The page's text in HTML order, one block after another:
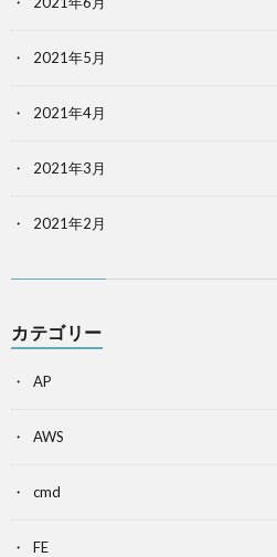
2021年5月
2021年4月
2021年3月
2021年2月
カテゴリー
AP
AWS
cmd
FE